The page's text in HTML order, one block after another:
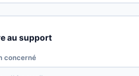
au support
concerné